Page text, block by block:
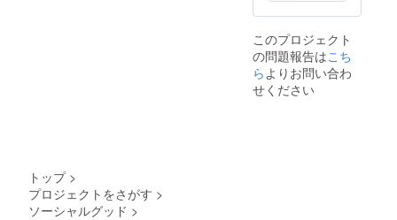
このプロジェクト
の問題報告はこち
らよりお問い合わ
せください
トップ >
プロジェクトをさがす >
ソーシャルグッド >